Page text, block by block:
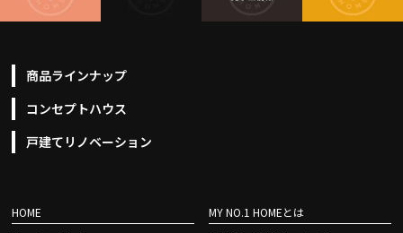
商品ラインナップ
コンセプトハウス
戸建てリノベーション
HOME
MY NO.1 HOMEとは